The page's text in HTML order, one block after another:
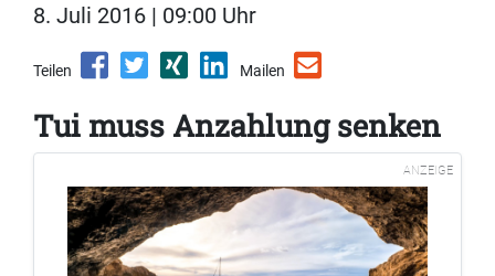
8. Juli 2016 | 09:00 Uhr
Teilen Mailen
Tui muss Anzahlung senken
ANZEIGE